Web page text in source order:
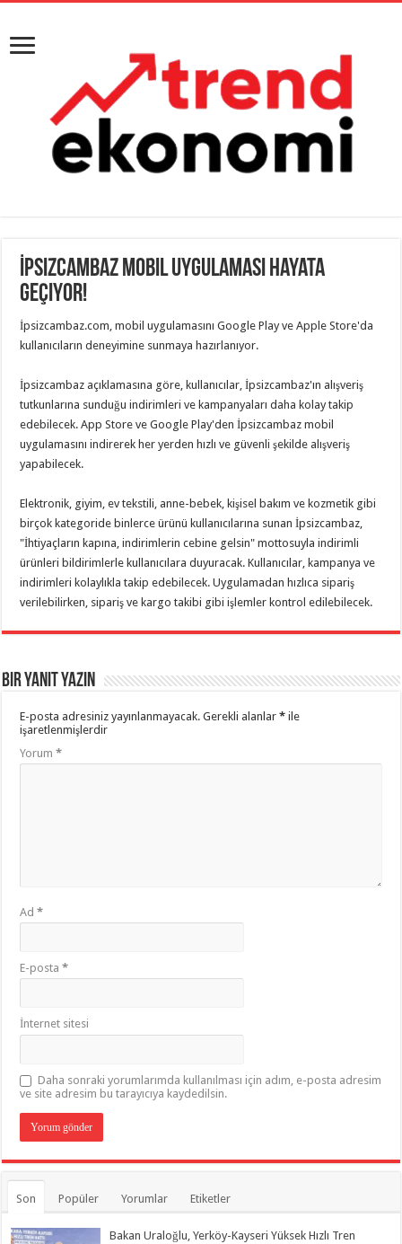
İpsizcambaz Mobil Uygulaması Hayata
Geçiyor!
İpsizcambaz.com, mobil uygulamasını Google Play ve Apple Store'da
kullanıcıların deneyimine sunmaya hazırlanıyor.
İpsizcambaz açıklamasına göre, kullanıcılar, İpsizcambaz'ın alışveriş
tutkunlarına sunduğu indirimleri ve kampanyaları daha kolay takip
edebilecek. App Store ve Google Play'den İpsizcambaz mobil
uygulamasını indirerek her yerden hızlı ve güvenli şekilde alışveriş
yapabilecek.
Elektronik, giyim, ev tekstili, anne-bebek, kişisel bakım ve kozmetik gibi
birçok kategoride binlerce ürünü kullanıcılarına sunan İpsizcambaz,
"İhtiyaçların kapına, indirimlerin cebine gelsin" mottosuyla indirimli
ürünleri bildirimlerle kullanıcılara duyuracak. Kullanıcılar, kampanya ve
indirimleri kolaylıkla takip edebilecek. Uygulamadan hızlıca sipariş
verilebilirken, sipariş ve kargo takibi gibi işlemler kontrol edilebilecek.
Bir yanıt yazın
E-posta adresiniz yayınlanmayacak. Gerekli alanlar* ile
işaretlenmişlerdir
Yorum*
Ad*
E-posta*
İnternet sitesi
Daha sonraki yorumlarımda kullanılması için adım, e-posta adresim
ve site adresim bu tarayıcıya kaydedilsin.
Son Popüler Yorumlar Etiketler
Bakan Uraloğlu, Yerköy-Kayseri Yüksek Hızlı Tren